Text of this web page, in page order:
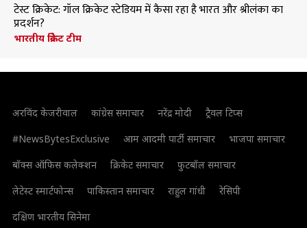
टेस्ट क्रिकेट: गॉल क्रिकेट स्टेडियम में कैसा रहा है भारत और श्रीलंका का
प्रदर्शन?
भारतीय क्रिकेट टीम
अरविंद केजरीवाल कांग्रेस समाचार नरेंद्र मोदी
ट्रैवल टिप्स
#NewsBytesExclusive
आम आदमी पार्टी समाचार
भाजपा समाचार
बॉक्स ऑफिस कलेक्शन
क्रिकेट समाचार
फुटबॉल समाचार
लेटेस्ट स्मार्टफोन्स
पाकिस्तान समाचार राहुल गांधी
रेसिपी
दक्षिण भारतीय सिनेमा